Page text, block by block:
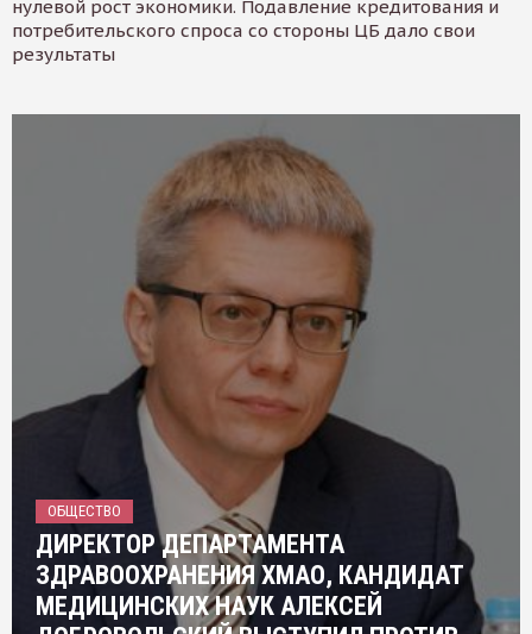
нулевой рост экономики. Подавление кредитования и
потребительского спроса со стороны ЦБ дало свои
результаты
ОБЩЕСТВО
ДИРЕКТОР ДЕПАРТАМЕНТА
ЗДРАВООХРАНЕНИЯ ХМАО, КАНДИДАТ
МЕДИЦИНСКИХ НАУК АЛЕКСЕЙ